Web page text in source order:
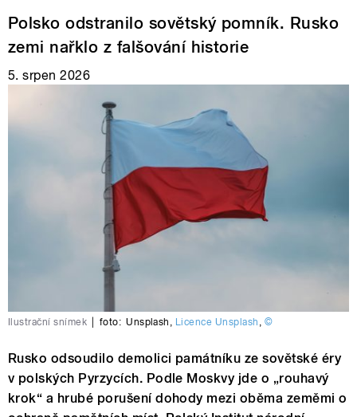
Polsko odstranilo sovětský pomník. Rusko
zemi nařklo z falšování historie
5. srpen 2026
Ilustrační snímek foto: Unsplash , Licence Unsplash , ©
Rusko odsoudilo demolici památníku ze sovětské éry
v polských Pyrzycích. Podle Moskvy jde o „rouhavý
krok“ a hrubé porušení dohody mezi oběma zeměmi o